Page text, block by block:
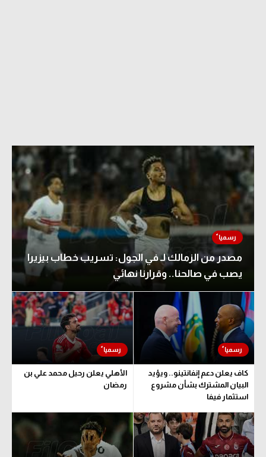
مصدر من الزمالك لـ في الجول: تسريب خطاب بيزيرا
يصب في صالحنا.. وقرارنا نهائي
كاف يعلن دعم إنفانتينو.. ويؤيد
البيان المشترك بشأن مشروع
استثمار فيفا
الأهلي يعلن رحيل محمد علي بن
رمضان